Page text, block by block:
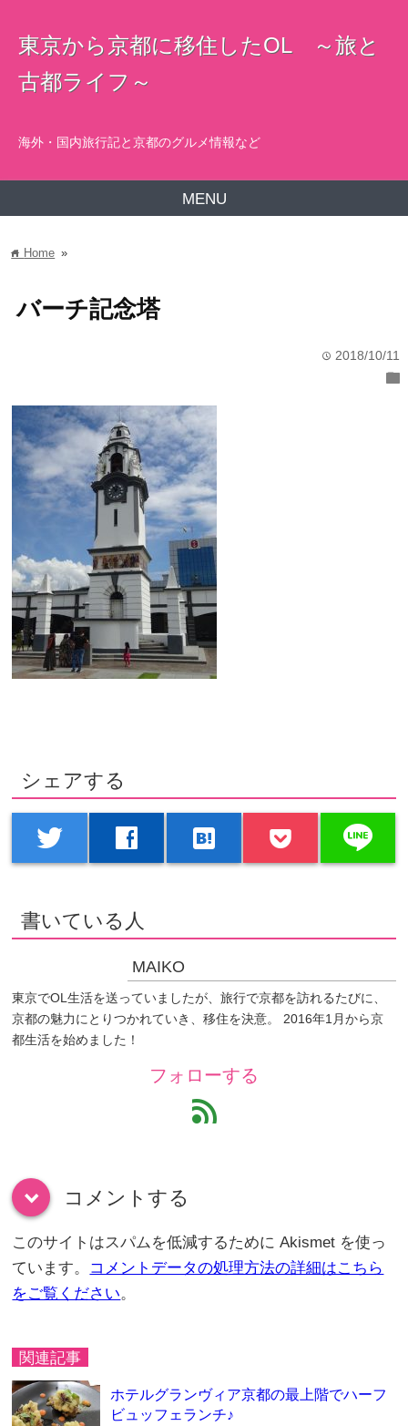
東京から京都に移住したOL ～旅と
古都ライフ～
海外・国内旅行記と京都のグルメ情報など
MENU
home Home »
バーチ記念塔
time 2018/10/11
folder
シェアする
twitter facebook hatenabookmark line
書いている人
MAIKO
東京でOL生活を送っていましたが、旅行で京都を訪れるたびに、
京都の魅力にとりつかれていき、移住を決意。 2016年1月から京
都生活を始めました！
フォローする
feed
down コメントする
このサイトはスパムを低減するために Akismet を使っ
ています。 コメントデータの処理方法の詳細はこちら
をご覧ください。
関連記事
ホテルグランヴィア京都の最上階でハーフ
ビュッフェランチ♪